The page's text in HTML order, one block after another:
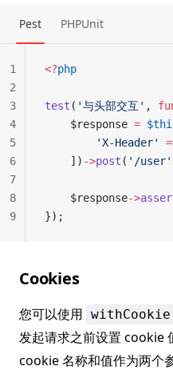
Pest PHPUnit
<?php
test ( '与头部交互' ,
    $response
=
        'X-Header'
    ])
->post ( '/user'
    $response
->
});
1
2
3
4
5
6
7
8
9
Cookies
您可以使用 withCookie
发起请求之前设置 cookie
cookie 名称和值作为两个